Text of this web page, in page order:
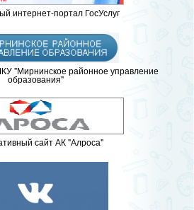
интернет-портал ГосУслуг
"Мирнинское районное управление
образования"
сайт АК "Алроса"